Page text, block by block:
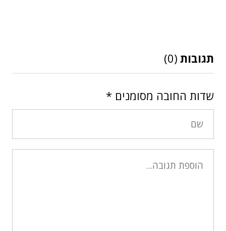
תגובות (0)
שדות החובה מסומנים *